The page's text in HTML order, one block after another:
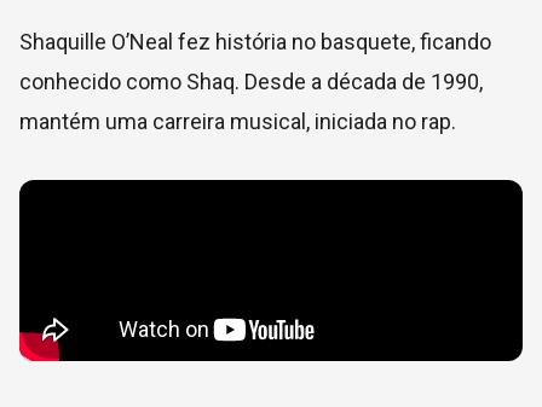
Shaquille O’Neal fez história no basquete, ficando
conhecido como Shaq. Desde a década de 1990,
mantém uma carreira musical, iniciada no rap.